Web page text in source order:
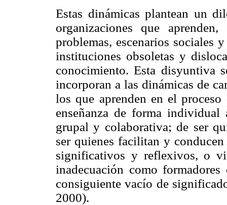
Estas dinámicas plantean un
organizaciones que
problemas, escenarios sociales
instituciones obsoletas y
conocimiento. Esta disyuntiva
incorporan a las dinámicas de
los que aprenden en el
enseñanza de forma individual
grupal y colaborativa; de ser
ser quienes facilitan y
significativos y reflexivos, o
inadecuación como
consiguiente vacío de
2000).